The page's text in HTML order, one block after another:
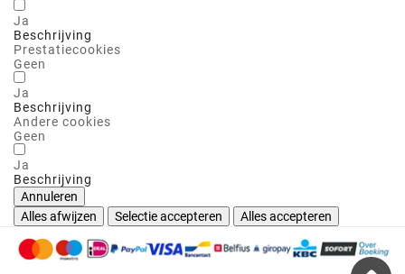
Ja
Beschrijving
Prestatiecookies
Geen
Ja
Beschrijving
Andere cookies
Geen
Ja
Beschrijving
Annuleren
Alles afwijzen
Selectie accepteren Alles accepteren